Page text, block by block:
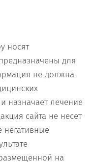
носят
для
не должна
назначает лечение
сайта не несет
негативные
на